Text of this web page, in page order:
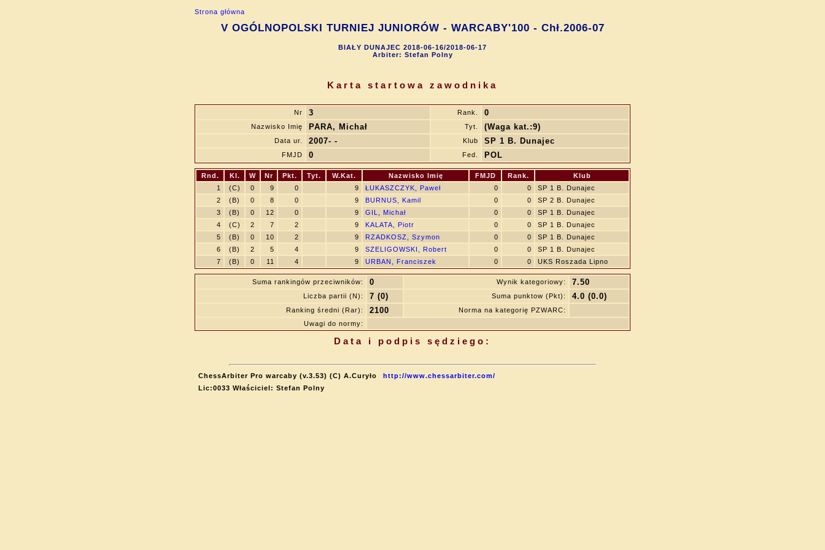
Strona główna
V OGÓLNOPOLSKI TURNIEJ JUNIORÓW - WARCABY'100 - Chł.2006-07
BIAŁY DUNAJEC 2018-06-16/2018-06-17
Arbiter: Stefan Polny
Karta startowa zawodnika
Nr 3 Rank. 0
Nazwisko Imię PARA, Michał Tyt. (Waga kat.:9)
Data ur. 2007- - Klub SP 1 B. Dunajec
FMJD 0 Fed. POL
Rnd. Kl. W Nr Pkt. Tyt. W.Kat. Nazwisko Imię FMJD Rank.
Klub
1
(C) 0 9 0 9 ŁUKASZCZYK, Paweł 0 0
SP 1 B. Dunajec
2
(B) 0 8 0 9 BURNUS, Kamil 0 0
SP 2 B. Dunajec
3
(B) 0 12 0 9 GIL, Michał 0 0
SP 1 B. Dunajec
4
(C) 2 7 2 9 KALATA, Piotr 0 0
SP 1 B. Dunajec
5
(B) 0 10 2 9 RZADKOSZ, Szymon 0 0
SP 1 B. Dunajec
6
(B) 2 5 4 9 SZELIGOWSKI, Robert 0 0
SP 1 B. Dunajec
7
(B) 0 11 4 9 URBAN, Franciszek 0 0 UKS Roszada Lipno
Suma rankingów przeciwników: 0 Wynik kategoriowy: 7.50
Liczba partii (N): 7 (0) Suma punktow (Pkt): 4.0 (0.0)
Ranking średni (Rar): 2100
Norma na kategorię PZWARC:
Uwagi do normy:
Data i podpis sędziego:
ChessArbiter Pro warcaby (v.3.53) (C) A.Curyło
http://www.chessarbiter.com/
Lic:0033 Właściciel: Stefan Polny